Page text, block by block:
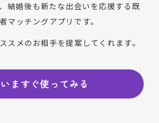
、結婚後も新たな出会いを応援する既
マッチングアプリです。
スメのお相手を提案してくれます。
いますぐ使ってみる